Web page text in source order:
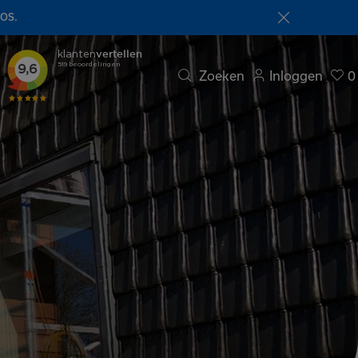
Zoeken Inloggen 0